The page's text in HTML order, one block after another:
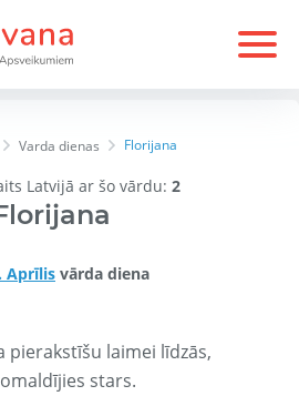
Varda dienas Florijana
Latvijā ar šo vārdu: 2
Aprīlis vārda diena
pierakstīšu laimei līdzās,
stars.